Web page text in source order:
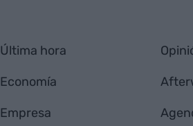
Última hora
Economía
Empresa